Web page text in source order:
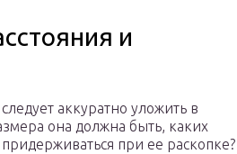
и
аккуратно уложить в
она должна быть, каких
придерживаться при ее раскопке?